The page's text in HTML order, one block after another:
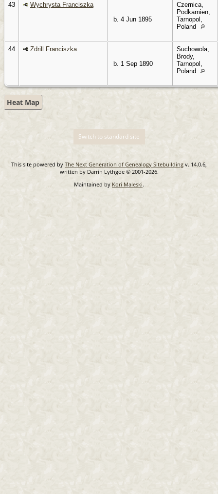
43
Wychrysta Franciszka
b. 4 Jun 1895
Czernica,
Podkamien,
Tarnopol,
Poland
44
Zdrill Franciszka
b. 1 Sep 1890
Suchowola,
Brody,
Tarnopol,
Poland
Heat Map
Switch to standard site
This site powered by The Next Generation of Genealogy Sitebuilding v. 14.0.6,
written by Darrin Lythgoe © 2001-2026.
Maintained by Kori Maleski.